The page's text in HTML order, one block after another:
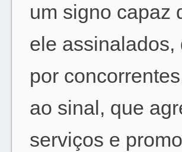
um signo capaz
ele
por
ao sinal, que
serviços e